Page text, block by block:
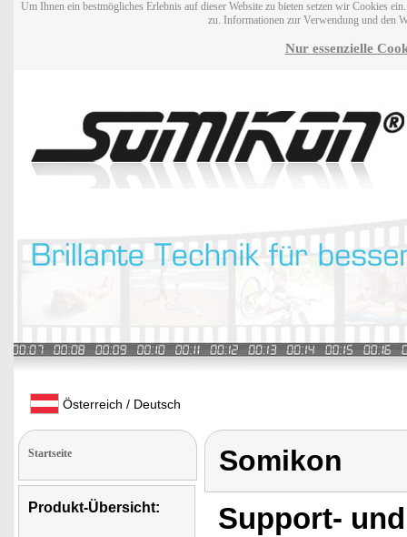
Um Ihnen ein bestmögliches Erlebnis auf dieser Website zu bieten setzen wir Cookies
zu. Informationen zur Verwendung und den
Nur essenzielle
Österreich / Deutsch
Startseite
Produkt-Übersicht:
Somikon
Support-